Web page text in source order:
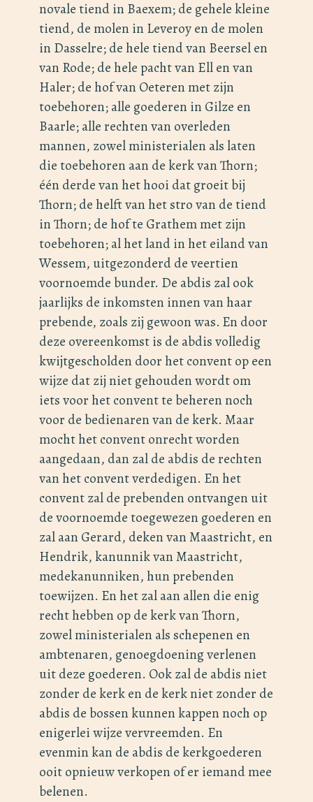
novale tiend in Baexem; de gehele kleine
tiend, de molen in Leveroy en de molen
in Dasselre; de hele tiend van Beersel en
van Rode; de hele pacht van Ell en van
Haler; de hof van Oeteren met zijn
toebehoren; alle goederen in Gilze en
Baarle; alle rechten van overleden
mannen, zowel ministerialen als laten
die toebehoren aan de kerk van Thorn;
één derde van het hooi dat groeit bij
Thorn; de helft van het stro van de tiend
in Thorn; de hof te Grathem met zijn
toebehoren; al het land in het eiland van
Wessem, uitgezonderd de veertien
voornoemde bunder. De abdis zal ook
jaarlijks de inkomsten innen van haar
prebende, zoals zij gewoon was. En door
deze overeenkomst is de abdis volledig
kwijtgescholden door het convent op een
wijze dat zij niet gehouden wordt om
iets voor het convent te beheren noch
voor de bedienaren van de kerk. Maar
mocht het convent onrecht worden
aangedaan, dan zal de abdis de rechten
van het convent verdedigen. En het
convent zal de prebenden ontvangen uit
de voornoemde toegewezen goederen en
zal aan Gerard, deken van Maastricht, en
Hendrik, kanunnik van Maastricht,
medekanunniken, hun prebenden
toewijzen. En het zal aan allen die enig
recht hebben op de kerk van Thorn,
zowel ministerialen als schepenen en
ambtenaren, genoegdoening verlenen
uit deze goederen. Ook zal de abdis niet
zonder de kerk en de kerk niet zonder de
abdis de bossen kunnen kappen noch op
enigerlei wijze vervreemden. En
evenmin kan de abdis de kerkgoederen
ooit opnieuw verkopen of er iemand mee
belenen.